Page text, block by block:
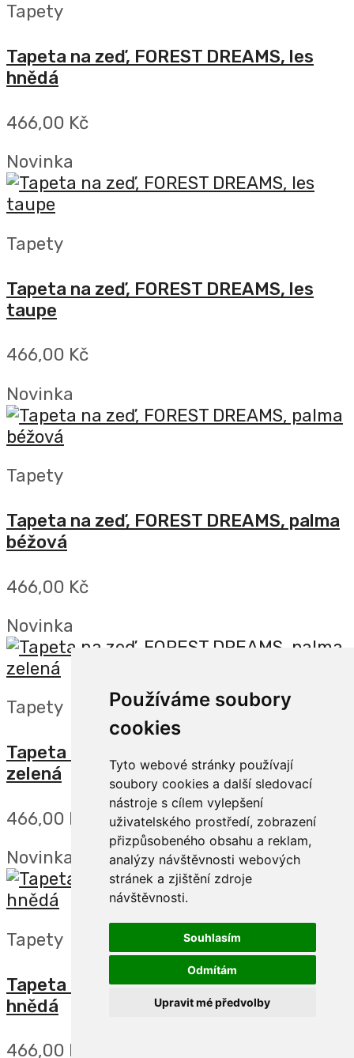
Používáme soubory
cookies
Tyto webové stránky používají
soubory cookies a další sledovací
nástroje s cílem vylepšení
uživatelského prostředí, zobrazení
přizpůsobeného obsahu a reklam,
analýzy návštěvnosti webových
stránek a zjištění zdroje
návštěvnosti.
Souhlasím
Odmítám
Upravit mé předvolby
Tapety
Tapeta na zeď, FOREST DREAMS, les
hnědá
466,00 Kč
Novinka
Tapety
Tapeta na zeď, FOREST DREAMS, les
taupe
466,00 Kč
Novinka
Tapety
Tapeta na zeď, FOREST DREAMS, palma
béžová
466,00 Kč
Novinka
Tapety
Tapeta na zeď, FOREST DREAMS, palma
zelená
466,00 Kč
Novinka
Tapety
Tapeta na zeď, FOREST DREAMS, palma
hnědá
466,00 Kč